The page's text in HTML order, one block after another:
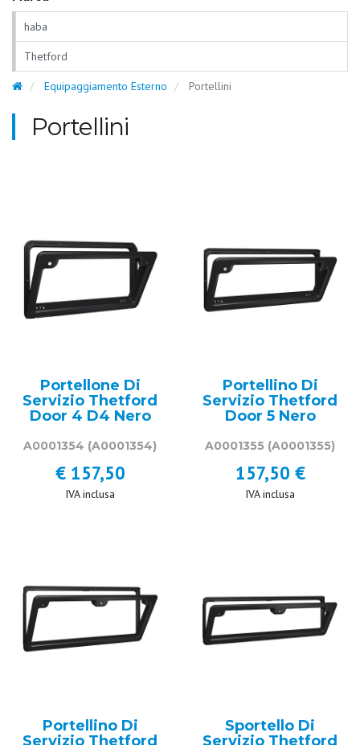
haba
Thetford
Equipaggiamento Esterno Portellini
Portellini
Portellone Di
Servizio Thetford
Door 4 D4 Nero
A0001354 (A0001354)
€ 157,50
IVA inclusa
Portellino Di
Servizio Thetford
Door 5 Nero
A0001355 (A0001355)
157,50 €
IVA inclusa
Portellino Di
Servizio Thetford
Sportello Di
Servizio Thetford